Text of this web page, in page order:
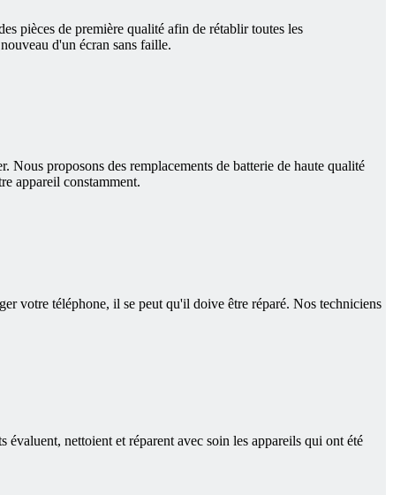
pièces de première qualité afin de rétablir toutes les
d'un écran sans faille.
Nous proposons des remplacements de batterie de haute qualité
appareil constamment.
votre téléphone, il se peut qu'il doive être réparé. Nos techniciens
nettoient et réparent avec soin les appareils qui ont été